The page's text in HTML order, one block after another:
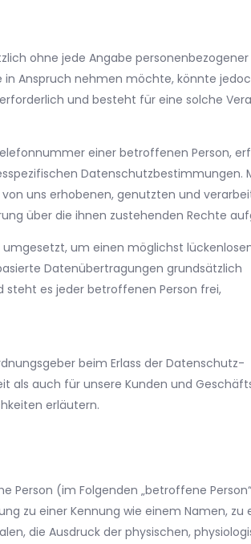
ohne jede Angabe
Anspruch nehmen möchte, könnte
und besteht für eine solche
einer betroffenen Person,
Datenschutzbestimmungen.
uns erhobenen, genutzten und
über die ihnen zustehenden Rechte
um einen möglichst
Datenübertragungen grundsätzlich
steht es jeder betroffenen Person frei,
beim Erlass der Datenschutz-
als auch für unsere Kunden und
erläutern.
(im Folgenden „betroffene
zu einer Kennung wie einem Namen, zu
die Ausdruck der physischen,